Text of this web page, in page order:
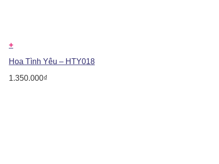
+
Hoa Tình Yêu – HTY018
1.350.000₫